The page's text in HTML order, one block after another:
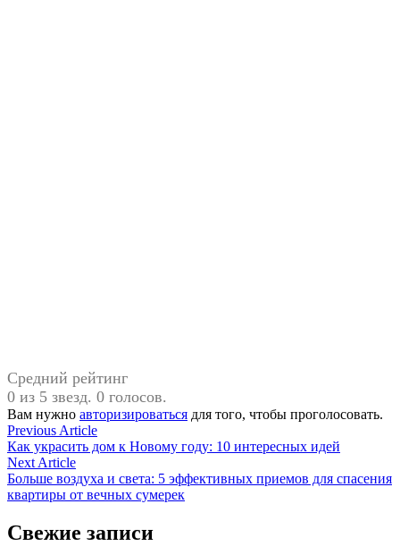
Средний рейтинг
0 из 5 звезд. 0 голосов.
Вам нужно авторизироваться для того, чтобы проголосовать.
Навигация
по
записям
Previous ArticlePrevious
article:
Как украсить дом к Новому году: 10 интересных идей
Next ArticleNext
article:
Больше воздуха и света: 5 эффективных приемов для спасения
квартиры от вечных сумерек
Свежие записи